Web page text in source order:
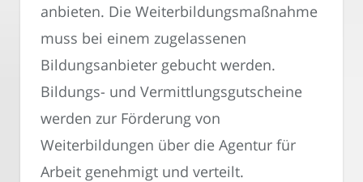
anbieten. Die Weiterbildungsmaßnahme
muss bei einem zugelassenen
Bildungsanbieter gebucht werden.
Bildungs- und Vermittlungsgutscheine
werden zur Förderung von
Weiterbildungen über die Agentur für
Arbeit genehmigt und verteilt.